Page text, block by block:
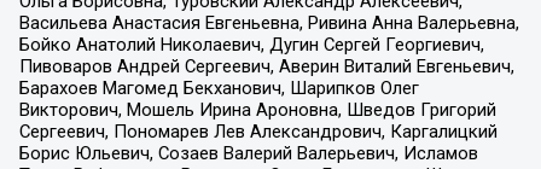
Васильева Анастасия Евгеньевна, Ривина Анна Валерьевна,
Бойко Анатолий Николаевич, Дугин Сергей Георгиевич,
Пивоваров Андрей Сергеевич, Аверин Виталий Евгеньевич,
Барахоев Магомед Бекханович, Шарипков Олег
Викторович, Мошель Ирина Ароновна, Шведов Григорий
Сергеевич, Пономарев Лев Александрович, Каргалицкий
Борис Юльевич, Созаев Валерий Валерьевич, Исламов